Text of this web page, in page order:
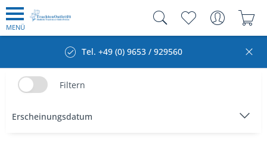
MENÜ
Tel. +49 (0) 9653 / 929560
Filtern